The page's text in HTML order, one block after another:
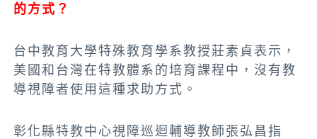
的方式？
台中教育大學特殊教育學系教授莊素貞表示，
美國和台灣在特教體系的培育課程中，沒有教
導視障者使用這種求助方式。
彰化縣特教中心視障巡迴輔導教師張弘昌指